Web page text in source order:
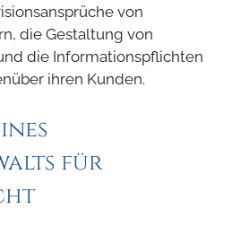
von
die Gestaltung von
die Informationspflichten
ihren Kunden.
für